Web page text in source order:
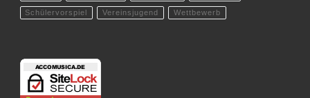
Schülervorspiel Vereinsjugend Wettbewerb